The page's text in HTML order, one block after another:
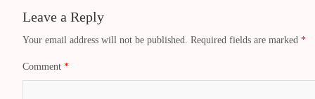
Leave a Reply
Your email address will not be published. Required fields are marked *
Comment *